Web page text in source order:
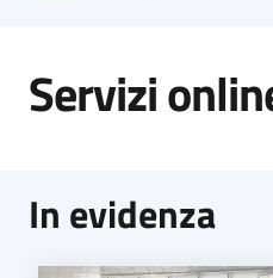
Servizi
In evidenza